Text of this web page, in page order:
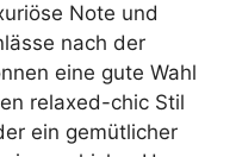
Note und
nach der
eine gute Wahl
relaxed-chic Stil
ein gemütlicher